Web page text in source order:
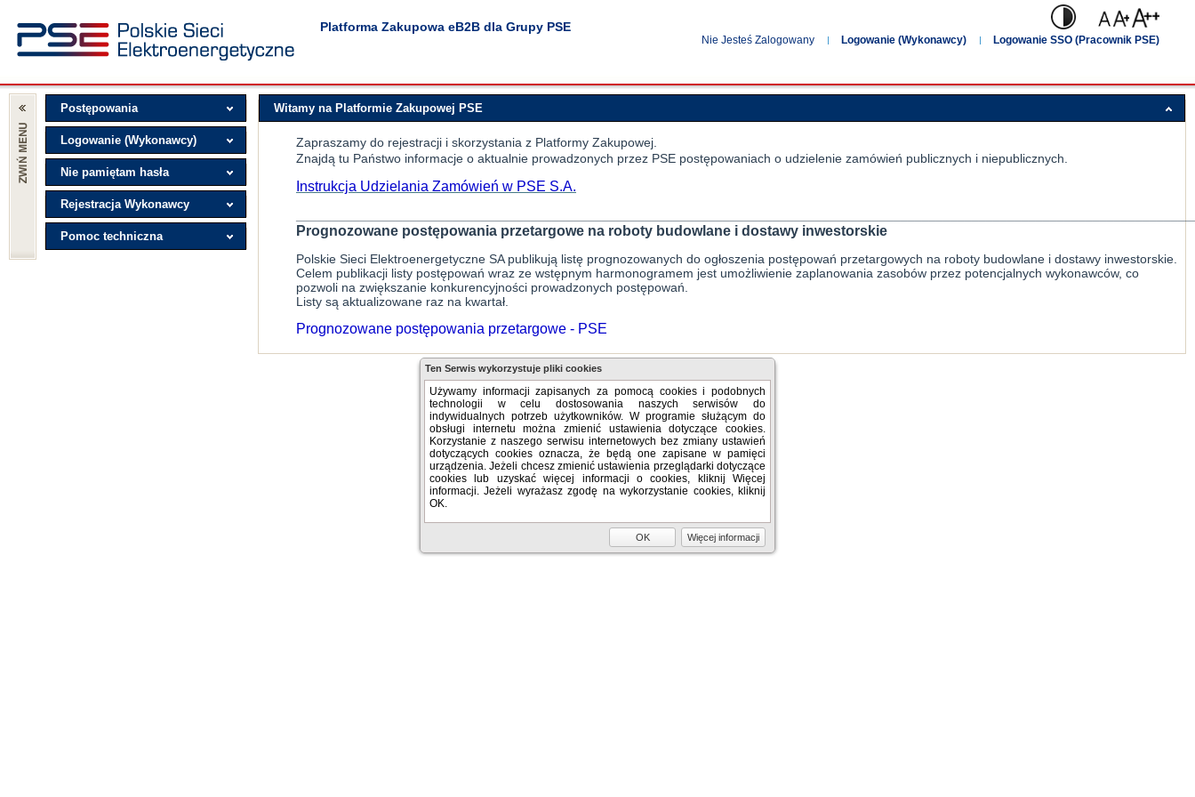
Platforma Zakupowa eB2B dla Grupy PSE
Nie Jesteś Zalogowany Logowanie (Wykonawcy) Logowanie SSO (Pracownik PSE)
Postępowania
Logowanie (Wykonawcy)
Nie pamiętam hasła
Rejestracja Wykonawcy
Pomoc techniczna
Witamy na Platformie Zakupowej PSE
Zapraszamy do rejestracji i skorzystania z Platformy Zakupowej.
Znajdą tu Państwo informacje o aktualnie prowadzonych przez PSE postępowaniach o udzielenie zamówień publicznych i niepublicznych.
Instrukcja Udzielania Zamówień w PSE S.A.
Prognozowane postępowania przetargowe na roboty budowlane i dostawy inwestorskie
Polskie Sieci Elektroenergetyczne SA publikują listę prognozowanych do ogłoszenia postępowań przetargowych na roboty budowlane i dostawy inwestorskie.
Celem publikacji listy postępowań wraz ze wstępnym harmonogramem jest umożliwienie zaplanowania zasobów przez potencjalnych wykonawców, co
pozwoli na zwiększanie konkurencyjności prowadzonych postępowań.
Listy są aktualizowane raz na kwartał.
Prognozowane postępowania przetargowe - PSE
Ten Serwis wykorzystuje pliki cookies
Używamy informacji zapisanych za pomocą cookies i podobnych
technologii w celu dostosowania naszych serwisów do
indywidualnych potrzeb użytkowników. W programie służącym do
obsługi internetu można zmienić ustawienia dotyczące cookies.
Korzystanie z naszego serwisu internetowych bez zmiany ustawień
dotyczących cookies oznacza, że będą one zapisane w pamięci
urządzenia. Jeżeli chcesz zmienić ustawienia przeglądarki dotyczące
cookies lub uzyskać więcej informacji o cookies, kliknij Więcej
informacji. Jeżeli wyrażasz zgodę na wykorzystanie cookies, kliknij
OK.
OK Więcej informacji